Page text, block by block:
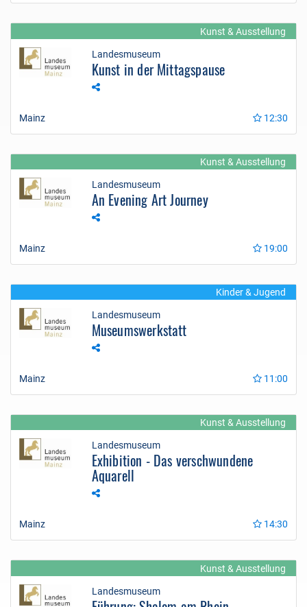
Kunst & Ausstellung
Landesmuseum
Kunst in der Mittagspause
Mainz 12:30
Kunst & Ausstellung
Landesmuseum
An Evening Art Journey
Mainz 19:00
Kinder & Jugend
Landesmuseum
Museumswerkstatt
Mainz 11:00
Kunst & Ausstellung
Landesmuseum
Exhibition - Das verschwundene
Aquarell
Mainz 14:30
Kunst & Ausstellung
Landesmuseum